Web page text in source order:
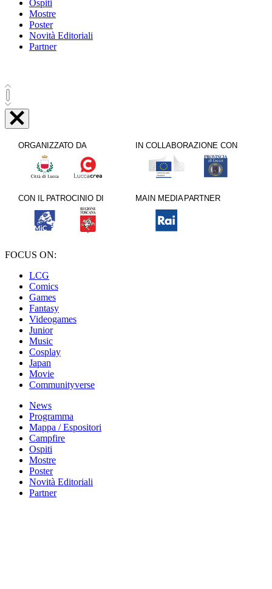
Ospiti
Mostre
Poster
Novità Editoriali
Partner
FOCUS ON:
LCG
Comics
Games
Fantasy
Videogames
Junior
Music
Cosplay
Japan
Movie
Communityverse
News
Programma
Mappa / Espositori
Campfire
Ospiti
Mostre
Poster
Novità Editoriali
Partner